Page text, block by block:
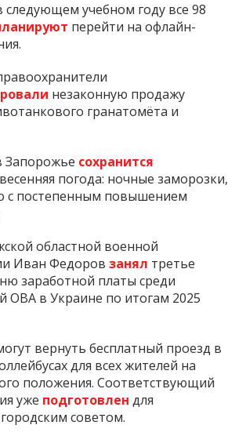
учебном году все 98
перейти на офлайн-
незаконную продажу
гранатомёта и
Запорожье сохранится
погода: ночные заморозки,
с постепенным повышением
областной военной
Иван Федоров занял третье
заработной платы среди
ОВА в Украине по итогам 2025
вернуть бесплатный проезд в
для всех жителей на
положения. Соответствующий
уже подготовлен для
советом.